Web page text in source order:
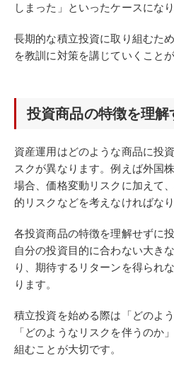
しまった」といったケースにな
長期的な積立投資に取り組むた
を教訓に対策を講じていくことが
投資商品の特徴を理解
資産運用はどのような商品に投
スクが異なります。例えば外国
場合、価格変動リスクに加えて
的リスクなどを考えなければなり
各投資商品の特徴を理解せずに
自分の投資目的に合わない大き
り、期待するリターンを得られ
ります。
積立投資を始める際は「どのよ
「どのようなリスクを伴うのか
組むことが大切です。